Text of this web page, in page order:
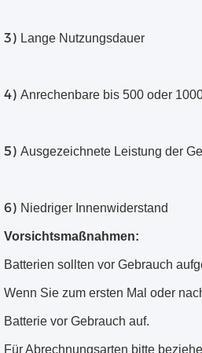
3) Lange Nutzungsdauer
4) Anrechenbare bis 500 oder
5) Ausgezeichnete Leistung der
6) Niedriger Innenwiderstand
Vorsichtsmaßnahmen:
Batterien sollten vor Gebrauch
Wenn Sie zum ersten Mal oder
Batterie vor Gebrauch auf.
Für Abrechnungsarten bitte